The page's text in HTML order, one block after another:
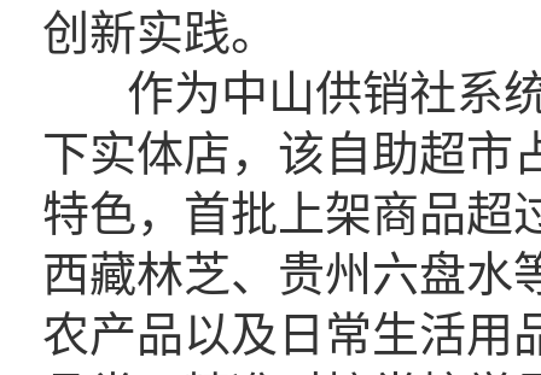
创新实践。
作为中山供销社系统
下实体店，该自助超市
特色，首批上架商品超
西藏林芝、贵州六盘水
农产品以及日常生活用